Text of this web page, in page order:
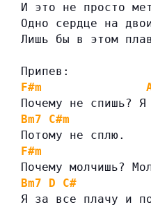
И это не просто
Одно сердце на
Лишь бы в этом
Припев:
F#m
Почему не спишь?
Bm7
C#m
Потому не сплю.
F#m
Почему молчишь?
Bm7
D
C#
Я за все плачу и